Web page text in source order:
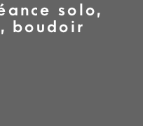
solo,
boudoir